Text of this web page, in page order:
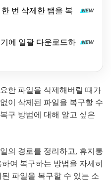
번 삭제한 탭을 복
에 일괄 다운로드하
한 파일을 삭제해버릴 때가
이 삭제된 파일을 복구할 수
구 방법에 대해 알고 싶은
의 경로를 정리하고, 휴지통
여 복구하는 방법을 자세히
파일을 복구할 수 있는 소